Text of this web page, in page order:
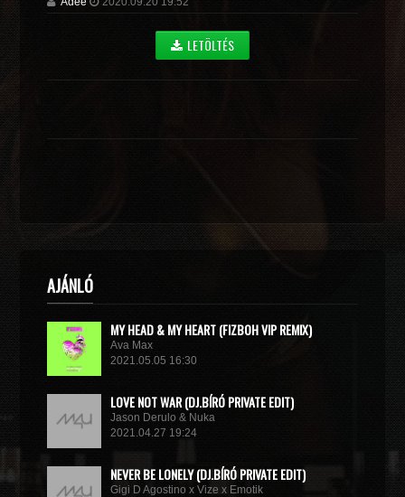
LETÖLTÉS
AJÁNLÓ
MY HEAD & MY HEART (FIZBOH VIP REMIX)
Ava Max
2021.05.05 16:30
LOVE NOT WAR (DJ.BÍRÓ PRIVATE EDIT)
Jason Derulo & Nuka
2021.04.27 19:24
NEVER BE LONELY (DJ.BÍRÓ PRIVATE EDIT)
Gigi D Agostino x Vize x Emotik